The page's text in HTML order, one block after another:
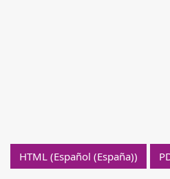
HTML (Español (España))